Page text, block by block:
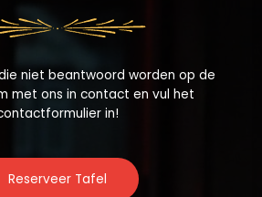
niet beantwoord worden op de
met ons in contact en vul het
in!
Reserveer Tafel